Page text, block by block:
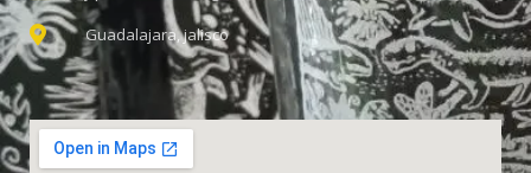
Guadalajara, jalisco